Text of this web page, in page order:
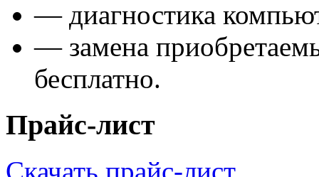
— диагностика
— замена
бесплатно.
Прайс-лист
Скачать прайс-лист